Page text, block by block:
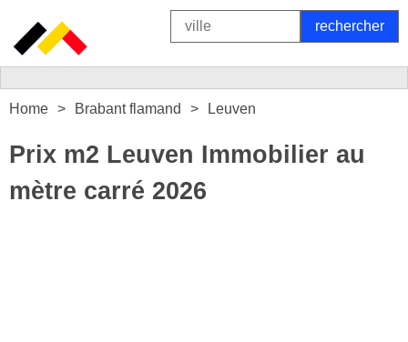
Home Brabant flamand Leuven
Prix m2 Leuven Immobilier au
mètre carré 2026